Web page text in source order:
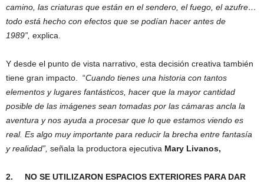
camino, las criaturas que están en el sendero, el fuego, el azufre…
todo está hecho con efectos que se podían hacer antes de
1989”, explica.
Y desde el punto de vista narrativo, esta decisión creativa también
tiene gran impacto. “Cuando tienes una historia con tantos
elementos y lugares fantásticos, hacer que la mayor cantidad
posible de las imágenes sean tomadas por las cámaras ancla la
aventura y nos ayuda a procesar que lo que estamos viendo es
real. Es algo muy importante para reducir la brecha entre fantasía
y realidad”, señala la productora ejecutiva Mary Livanos,
2. NO SE UTILIZARON ESPACIOS EXTERIORES PARA DAR